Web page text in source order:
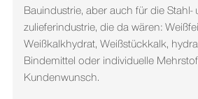
Bauindustrie, aber auch für die Stahl-
zulieferindustrie, die da wären:
Weißkalkhydrat, Weißstückkalk,
Bindemittel oder individuelle
Kundenwunsch.